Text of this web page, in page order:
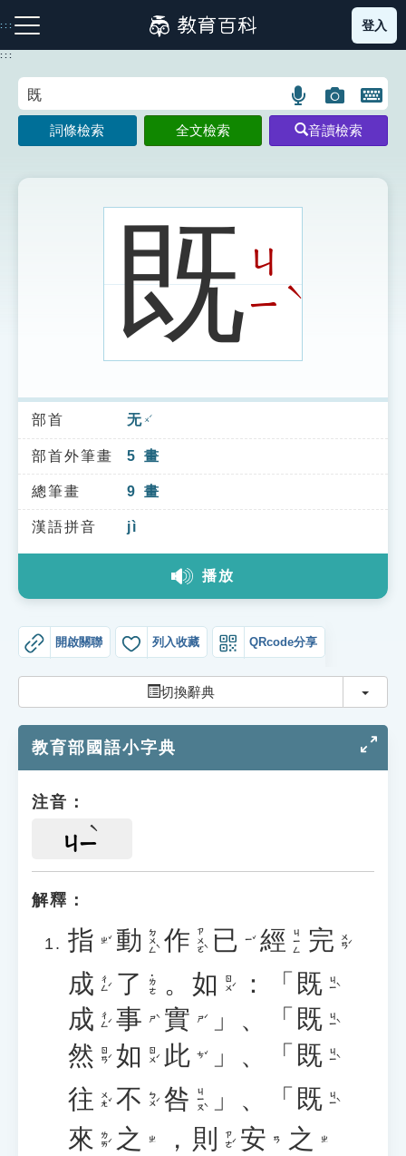
到
主
:::
注音索引圖示 筆畫索引圖示 部首索引表圖示
索引選單
知識索引
單字索引
生命大百科索引
教學應用
貓頭鷹博士
登入
:::
語
言
搜
示
圖
片
搜
開
鍵
圖
詞條檢索 全文檢索 音讀檢索
既 ㄐ
ㄧˋ
部首 无 ㄨˊ
部首外筆畫 5 畫
總筆畫 9 畫
漢語拼音 jì
播放
開啟關聯 列入收藏 QRcode分享
切換辭典 切換
教育部國語小字典
注音：
ㄐㄧ
解釋：
指 ㄓˇ 動 ㄉㄨㄥˋ 作 ㄗㄨㄛˋ 已 ㄧˇ 經 ㄐㄧㄥ 完 ㄨㄢˊ
成 ㄔㄥˊ 了 ˙ㄌㄜ 。 如 ㄖㄨˊ ：「 既 ㄐㄧˋ
成 ㄔㄥˊ 事 ㄕˋ 實 ㄕˊ 」、「 既 ㄐㄧˋ
然 ㄖㄢˊ 如 ㄖㄨˊ 此 ㄘˇ 」、「 既 ㄐㄧˋ
往 ㄨㄤˇ 不 ㄅㄨˊ 咎 ㄐㄧㄡˋ 」、「 既 ㄐㄧˋ
來 ㄌㄞˊ 之 ㄓ ， 則 ㄗㄜˊ 安 ㄢ 之 ㄓ